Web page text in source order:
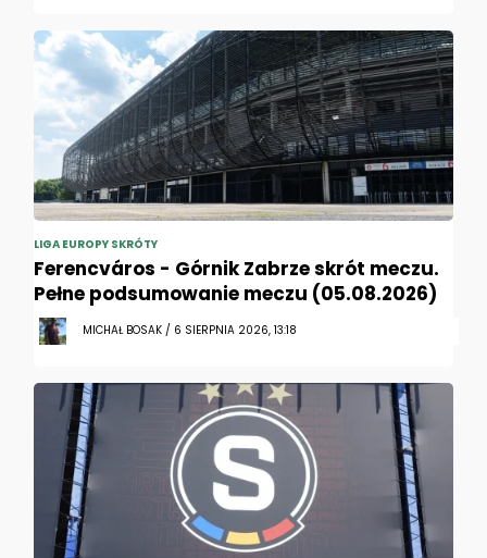
LIGA EUROPY SKRÓTY
Ferencváros - Górnik Zabrze skrót meczu.
Pełne podsumowanie meczu (05.08.2026)
MICHAŁ BOSAK / 6 SIERPNIA 2026, 13:18